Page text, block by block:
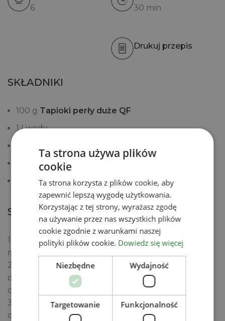
6
30 min
Drukuj przepis
SKŁADNIKI
100 g Tapioki perły duże QF
1 l wody
5-6 pokrojonych truskawek
3-4 saszetki herbaty jaśminowej
SPOSÓB PRZYGOTOWANIA
1. Tapiokę przygotuj zgodnie z instrukcją
na opakowaniu.
2. Zaparz herbatę jaśminową, następnie dodaj
do niej syrop truskawkowy, wymieszaj i odstaw
do wystudzenia.
3. Do szklanek przełóż gotowe kuleczki tapioki,
dodaj truskawki i zalej herbatą.
Ta strona używa plików
cookie
Ta strona korzysta z plików cookie, aby
zapewnić lepszą wygodę użytkowania.
Korzystając z tej strony, wyrażasz zgodę
na używanie przez nas wszystkich plików
cookie zgodnie z warunkami naszej
polityki plików cookie. Dowiedz się więcej
Niezbędne Wydajność
Targetowanie Funkcjonalność